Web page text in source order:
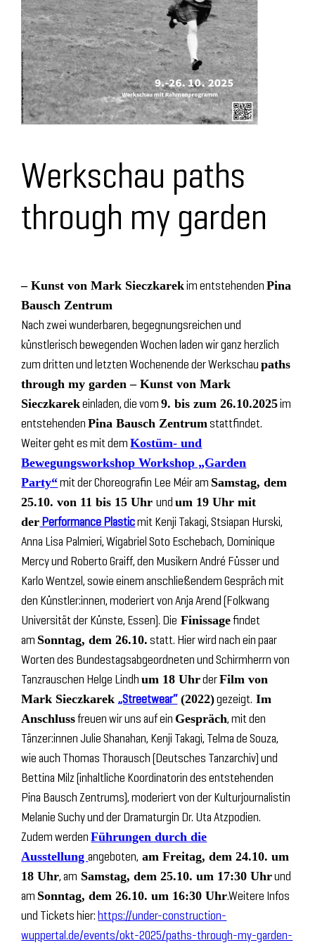
Werkschau paths
through my garden
– Kunst von Mark Sieczkarekim entstehendenPina
Bausch Zentrum
Nach zwei wunderbaren, begegnungsreichen und
künstlerisch bewegenden Wochen laden wir ganz herzlich
zum dritten und letzten Wochenende der Werkschaupaths
through my garden – Kunst von Mark
Sieczkarekeinladen, die vom9. bis zum 26.10.2025im
entstehendenPina Bausch Zentrumstattfindet.
Weiter geht es mit demKostüm- und
Bewegungsworkshop Workshop „Garden
Party“mit der Choreografin Lee Méir am Samstag, dem
25.10. von 11 bis 15 Uhrundum 19 Uhr mit
der Performance Plasticmit Kenji Takagi, Stsiapan Hurski,
Anna Lisa Palmieri, Wigabriel Soto Eschebach, Dominique
Mercy und Roberto Graiff, den Musikern André Füsser und
Karlo Wentzel, sowie einem anschließendem Gespräch mit
den Künstler:innen, moderiert von Anja Arend (Folkwang
Universität der Künste, Essen). Die Finissagefindet
am Sonntag, dem 26.10. statt. Hier wird nach ein paar
Worten des Bundestagsabgeordneten und Schirmherrn von
Tanzrauschen Helge Lindhum 18 UhrderFilm von
Mark Sieczkarek„Streetwear“(2022)gezeigt. Im
Anschlussfreuen wir uns auf ein Gespräch, mit den
Tänzer:innen Julie Shanahan, Kenji Takagi, Telma de Souza,
wie auch Thomas Thorausch (Deutsches Tanzarchiv) und
Bettina Milz (inhaltliche Koordinatorin des entstehenden
Pina Bausch Zentrums), moderiert von der Kulturjournalistin
Melanie Suchy und der Dramaturgin Dr. Uta Atzpodien.
Zudem werdenFührungen durch die
Ausstellungangeboten, am Freitag, dem 24.10. um
18 Uhr, am Samstag, dem 25.10. um 17:30 Uhrund
am Sonntag, dem 26.10. um 16:30 Uhr.Weitere Infos
und Tickets hier:https://under-construction-
wuppertal.de/events/okt-2025/paths-through-my-garden-